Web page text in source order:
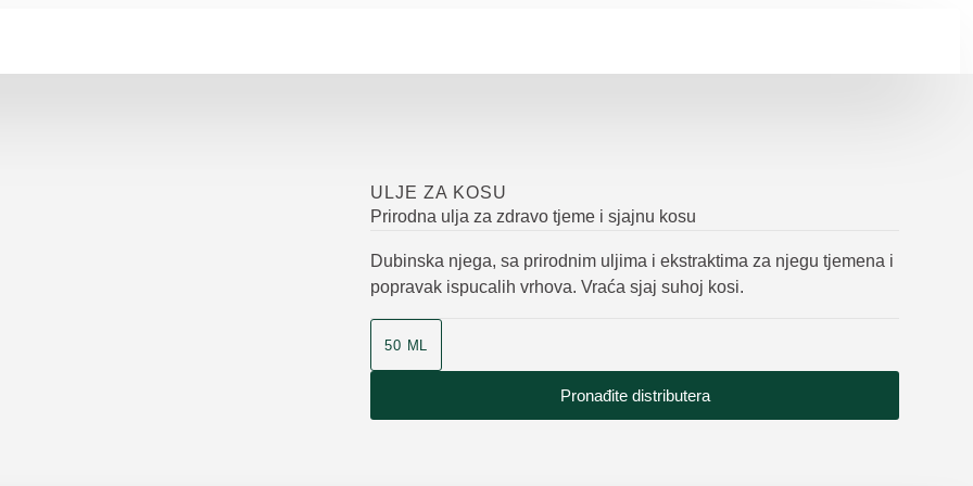
ULJE ZA KOSU
Prirodna ulja za zdravo tjeme i sjajnu kosu
Dubinska njega, sa prirodnim uljima i ekstraktima za njegu tjemena i
popravak ispucalih vrhova. Vraća sjaj suhoj kosi.
50 ML
Pronađite distributera